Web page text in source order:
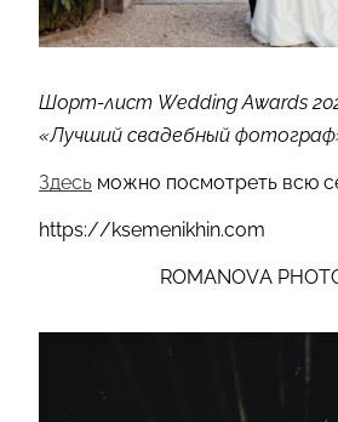
Шорт-лист Wedding Awards
«Лучший свадебный
Здесь можно посмотреть всю
https://ksemenikhin.com
ROMANOVA